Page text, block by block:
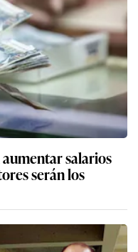
aumentar salarios
serán los